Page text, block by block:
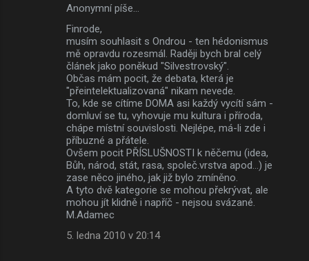
Anonymní píše…
Finrode,
musím souhlasit s Ondrou - ten hédonismus
mě opravdu rozesmál. Raději bych bral celý
článek jako poněkud "Silvestrovský".
Občas mám pocit, že debata, která je
"přeintelektualizovaná" nikam nevede.
To, kde se cítíme DOMA asi každý vycítí sám -
domluví se tu, vyhovuje mu kultura i příroda,
chápe místní souvislosti. Nejlépe, má-li zde i
příbuzné a přátele.
Ovšem pocit PŘÍSLUŠNOSTI k něčemu (idea,
Bůh, národ, stát, rasa, společ.vrstva apod...) je
zase něco jiného, jak již bylo zmíněno.
A tyto dvě kategorie se mohou překrývat, ale
mohou jít klidně i napříč - nejsou svázané.
M.Adamec
5. ledna 2010 v 20:14